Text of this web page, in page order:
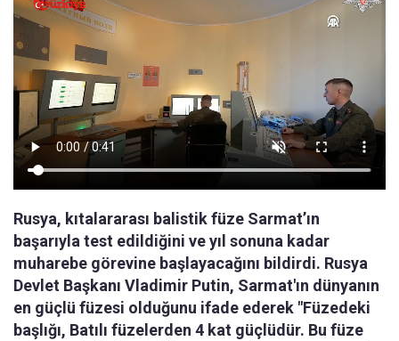
Rusya, kıtalararası balistik füze Sarmat’ın
başarıyla test edildiğini ve yıl sonuna kadar
muharebe görevine başlayacağını bildirdi. Rusya
Devlet Başkanı Vladimir Putin, Sarmat'ın dünyanın
en güçlü füzesi olduğunu ifade ederek "Füzedeki
başlığı, Batılı füzelerden 4 kat güçlüdür. Bu füze